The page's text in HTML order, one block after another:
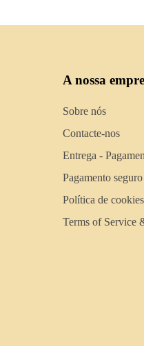
A nossa
Sobre nós
Contacte-nos
Entrega -
Pagamento seguro
Política de cookies
Terms of Service